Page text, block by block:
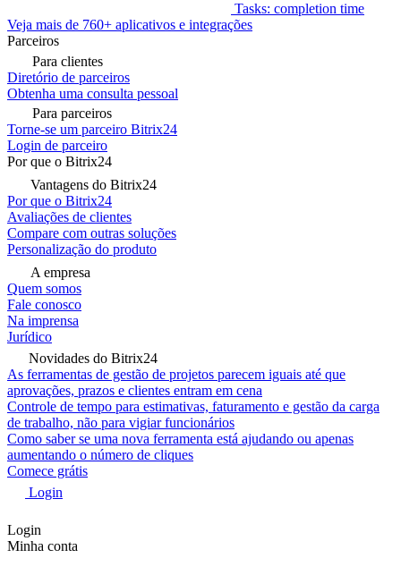
Tasks: completion time
Veja mais de 760+ aplicativos e integrações
Parceiros
Para clientes
Diretório de parceiros
Obtenha uma consulta pessoal
Para parceiros
Torne-se um parceiro Bitrix24
Login de parceiro
Por que o Bitrix24
Vantagens do Bitrix24
Por que o Bitrix24
Avaliações de clientes
Compare com outras soluções
Personalização do produto
A empresa
Quem somos
Fale conosco
Na imprensa
Jurídico
Novidades do Bitrix24
As ferramentas de gestão de projetos parecem iguais até que
aprovações, prazos e clientes entram em cena
Controle de tempo para estimativas, faturamento e gestão da carga
de trabalho, não para vigiar funcionários
Como saber se uma nova ferramenta está ajudando ou apenas
aumentando o número de cliques
Comece grátis
Login
Login
Minha conta